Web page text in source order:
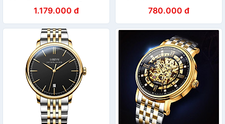
1.179.000 đ 780.000 đ